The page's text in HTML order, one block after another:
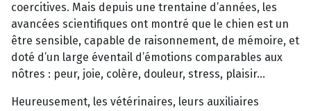
coercitives. Mais depuis une trentaine d’années, les
avancées scientifiques ont montré que le chien est un
être sensible, capable de raisonnement, de mémoire, et
doté d’un large éventail d’émotions comparables aux
nôtres : peur, joie, colère, douleur, stress, plaisir...
Heureusement, les vétérinaires, leurs auxiliaires